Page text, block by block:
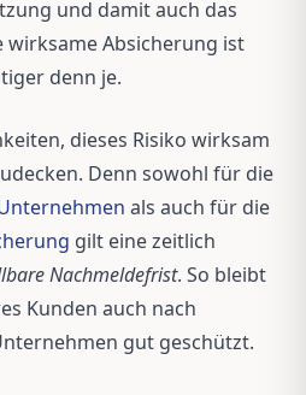
und damit auch das
wirksame Absicherung ist
denn je.
dieses Risiko wirksam
Denn sowohl für die
als auch für die
gilt eine zeitlich
Nachmeldefrist. So bleibt
Kunden auch nach
gut geschützt.